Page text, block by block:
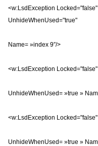
<w:LsdException
UnhideWhenUsed="true"
Name= »index 9″/>
<w:LsdException
UnhideWhenUsed= »true »
<w:LsdException
UnhideWhenUsed= »true »